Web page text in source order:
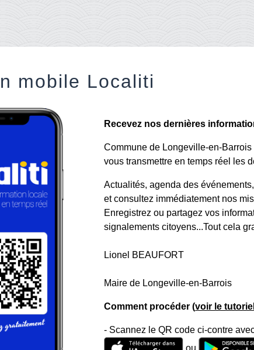
mobile Localiti
Recevez nos dernières
Commune de Longeville-en-
vous transmettre en temps réel les
Actualités, agenda des
et consultez immédiatement nos
Enregistrez ou partagez vos
signalements citoyens...Tout cela
Lionel BEAUFORT
Maire de Longeville-en-Barrois
Comment procéder (voir le
- Scannez le QR code ci-contre